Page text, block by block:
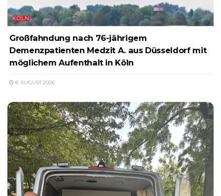
KÖLN
Großfahndung nach 76-jährigem
Demenzpatienten Medzit A. aus Düsseldorf mit
möglichem Aufenthalt in Köln
8. AUGUST 2026